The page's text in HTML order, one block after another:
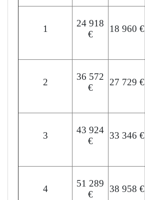
1
24 918
€
18 960 €
2
36 572
€
27 729 €
3
43 924
€
33 346 €
4
51 289
€
38 958 €